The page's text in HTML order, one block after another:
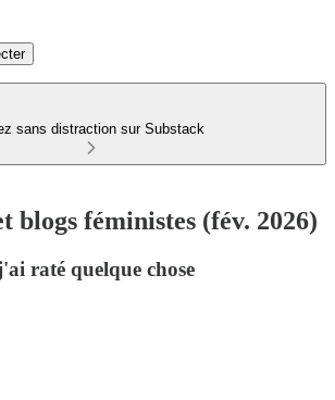
sans distraction sur Substack
blogs féministes (fév. 2026)
raté quelque chose